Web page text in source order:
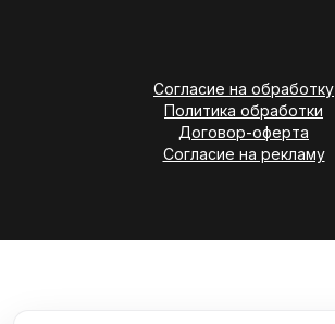
Согласие на обработку
Политика обработки
Договор-оферта
Согласие на рекламу